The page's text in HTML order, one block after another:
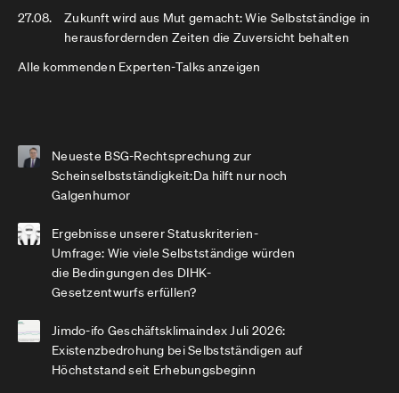
27.08.
Zukunft wird aus Mut gemacht: Wie Selbstständige in
herausfordernden Zeiten die Zuversicht behalten
Alle kommenden Experten-Talks anzeigen
Neueste BSG-Rechtsprechung zur
Scheinselbstständigkeit:Da hilft nur noch
Galgenhumor
Ergebnisse unserer Statuskriterien-
Umfrage: Wie viele Selbstständige würden
die Bedingungen des DIHK-
Gesetzentwurfs erfüllen?
Jimdo-ifo Geschäftsklimaindex Juli 2026:
Existenzbedrohung bei Selbstständigen auf
Höchststand seit Erhebungsbeginn